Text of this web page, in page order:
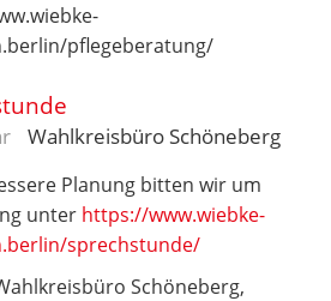
pflegeberatung/
Wahlkreisbüro Schöneberg
Planung bitten wir um
unter https://www.wiebke-
sprechstunde/
Schöneberg,